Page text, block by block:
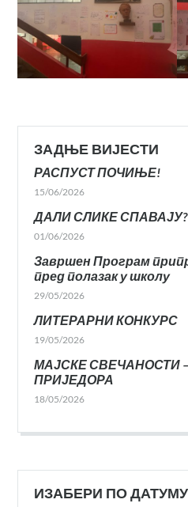
ЗАДЊЕ ВИЈЕСТИ
РАСПУСТ ПОЧИЊЕ!
15/06/2026
ДАЛИ СЛИКЕ СПАВАЈУ?
01/06/2026
Завршен Програм
пред полазак у школу
29/05/2026
ЛИТЕРАРНИ КОНКУРС
19/05/2026
МАЈСКЕ СВЕЧАНОСТИ
ПРИЈЕДОРА
18/05/2026
ИЗАБЕРИ ПО ДАТУМУ